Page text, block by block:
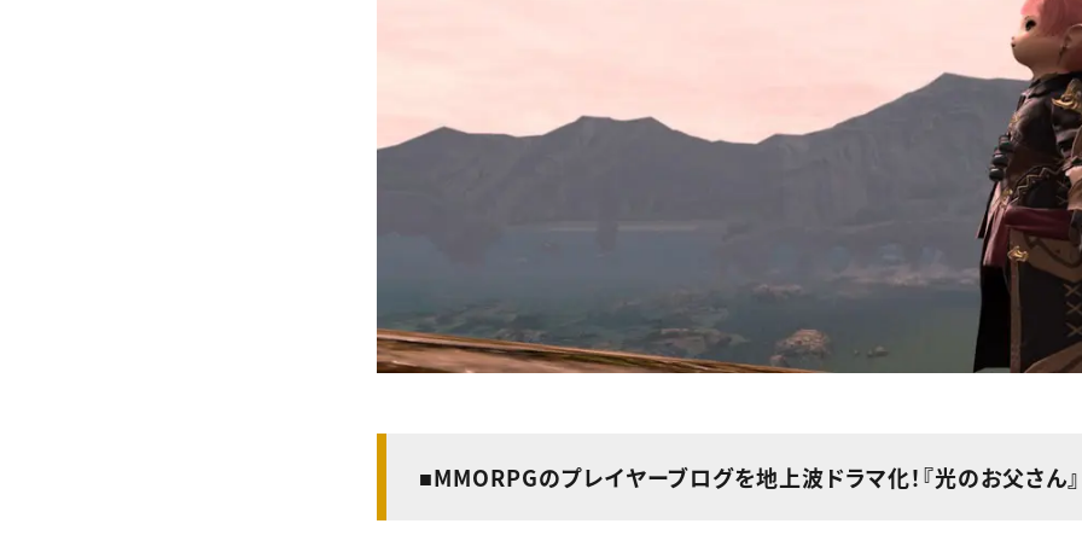
■MMORPGのプレイヤーブログを地上波ドラマ化！『光のお父さん』